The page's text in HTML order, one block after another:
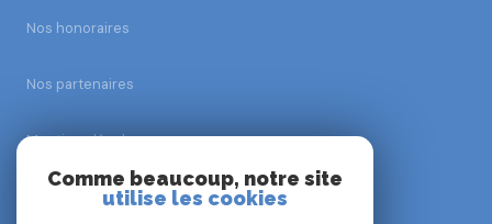
Nos honoraires
Nos partenaires
Mentions légales
Comme beaucoup, notre site
utilise les cookies